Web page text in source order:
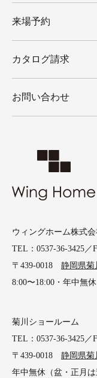
ウィングホーム株式会
TEL：0537-36-3425／
〒439-0018 静岡県菊
8:00〜18:00・年中無
菊川ショールーム
TEL：0537-36-3425／
〒439-0018 静岡県菊
年中無休（盆・正月は
来場予約
カタログ請求
お問い合わせ